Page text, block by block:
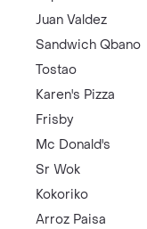
Juan Valdez
Sandwich Qbano
Tostao
Karen's Pizza
Frisby
Mc Donald's
Sr Wok
Kokoriko
Arroz Paisa